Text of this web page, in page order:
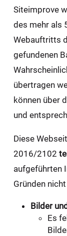
Siteimprove
des mehr als
Webauftritts
gefundenen
übertragen
können über
und
Diese
2016/2102
aufgeführten
Gründen
Bilder
Es